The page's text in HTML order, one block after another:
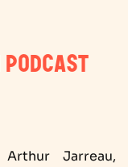
Jarreau,